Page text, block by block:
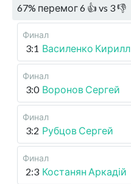
67% перемог6 👍 vs 3👎
Финал
3:1 Василенко Кирилл
Финал
3:0 Воронов Сергей
Финал
3:2 Рубцов Сергей
Финал
2:3 Костанян Аркадій